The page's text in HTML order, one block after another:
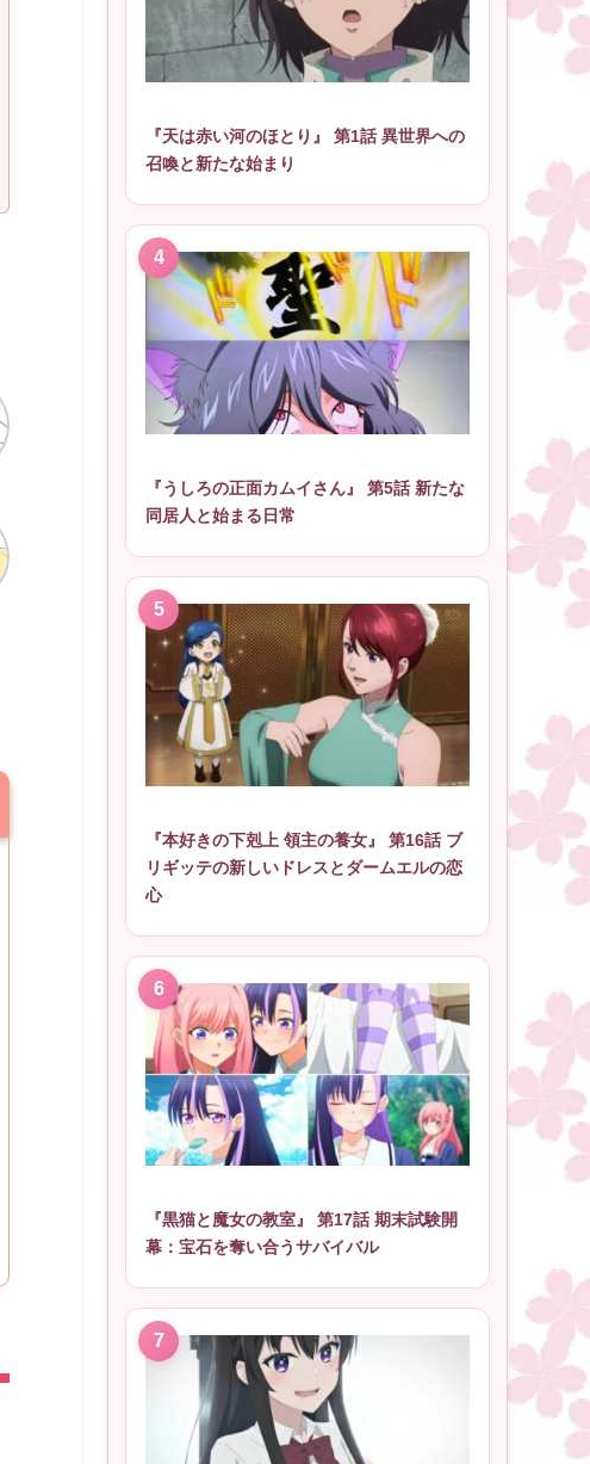
『天は赤い河のほとり』 第1話 異世界への
召喚と新たな始まり
『うしろの正面カムイさん』 第5話 新たな
同居人と始まる日常
『本好きの下剋上 領主の養女』 第16話 ブ
リギッテの新しいドレスとダームエルの恋
心
『黒猫と魔女の教室』 第17話 期末試験開
幕：宝石を奪い合うサバイバル